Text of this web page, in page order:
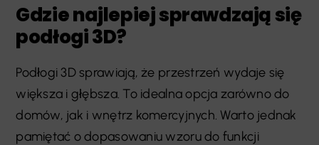
Gdzie najlepiej sprawdzają się
podłogi 3D?
Podłogi 3D sprawiają, że przestrzeń wydaje się
większa i głębsza. To idealna opcja zarówno do
domów, jak i wnętrz komercyjnych. Warto jednak
pamiętać o dopasowaniu wzoru do funkcji